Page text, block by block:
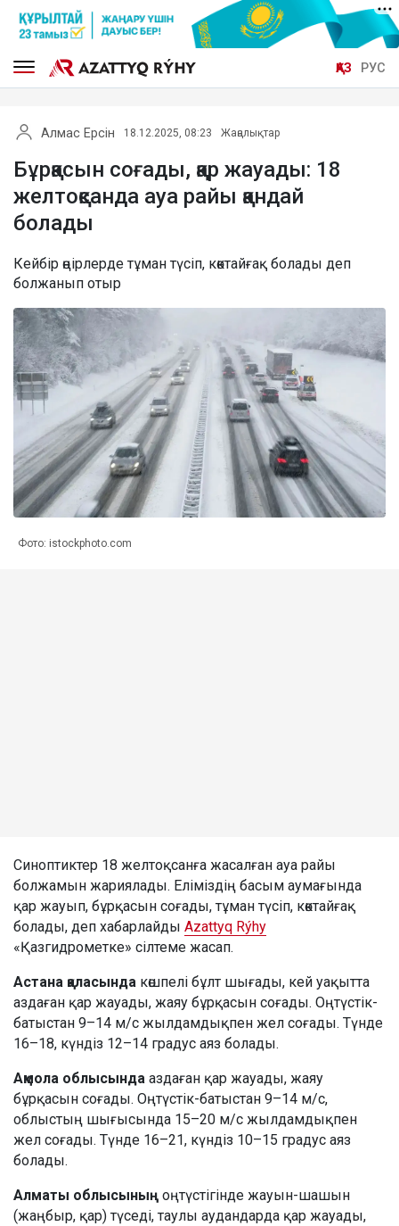
ҚАЗ РУС
Алмас Ерсін 18.12.2025, 08:23 Жаңалықтар
Бұрқасын соғады, қар жауады: 18
желтоқсанда ауа райы қандай
болады
Кейбір өңірлерде тұман түсіп, көктайғақ болады деп
болжанып отыр
Фото: istockphoto.com
Синоптиктер 18 желтоқсанға жасалған ауа райы
болжамын жариялады. Еліміздің басым аумағында
қар жауып, бұрқасын соғады, тұман түсіп, көктайғақ
болады, деп хабарлайды Azattyq Rýhy
«Қазгидрометке» сілтеме жасап.
Астана қаласында көшпелі бұлт шығады, кей уақытта
аздаған қар жауады, жаяу бұрқасын соғады. Оңтүстік-
батыстан 9–14 м/с жылдамдықпен жел соғады. Түнде
16–18, күндіз 12–14 градус аяз болады.
Ақмола облысында аздаған қар жауады, жаяу
бұрқасын соғады. Оңтүстік-батыстан 9–14 м/с,
облыстың шығысында 15–20 м/с жылдамдықпен
жел соғады. Түнде 16–21, күндіз 10–15 градус аяз
болады.
Алматы облысының оңтүстігінде жауын-шашын
(жаңбыр, қар) түседі, таулы аудандарда қар жауады,